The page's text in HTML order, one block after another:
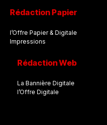
Rédaction Papier
l’Offre Papier & Digitale
Impressions
Rédaction Web
La Bannière Digitale
l’Offre Digitale